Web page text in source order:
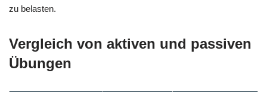
zu belasten.
Vergleich von aktiven und passiven
Übungen